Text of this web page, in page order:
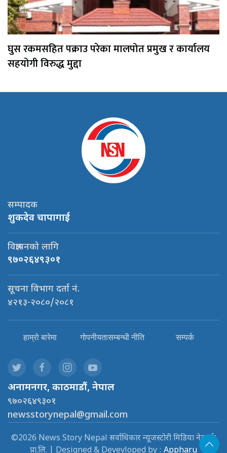
घुस रकमसहित पक्राउ परेका मालपोत प्रमुख र कार्यालय
सहयोगी विरुद्ध मुद्दा
सम्पादक
शुकदेव चापागाई
विज्ञापनको लागि
९७०२६४९३०१
सूचना विभाग दर्ता नं.
४२१३-२०८०/२०८१
हाम्रो बारेमा गोपनीयतासम्बन्धी नीति सम्पर्क
अनामनगर, काठमाडौं, नेपाल
९७०२६४९३०१
newsstorynepal@gmail.com
©2026 News Story Nepal सर्वाधिकार न्यूजस्टोरी मिडिया नेटवर्क